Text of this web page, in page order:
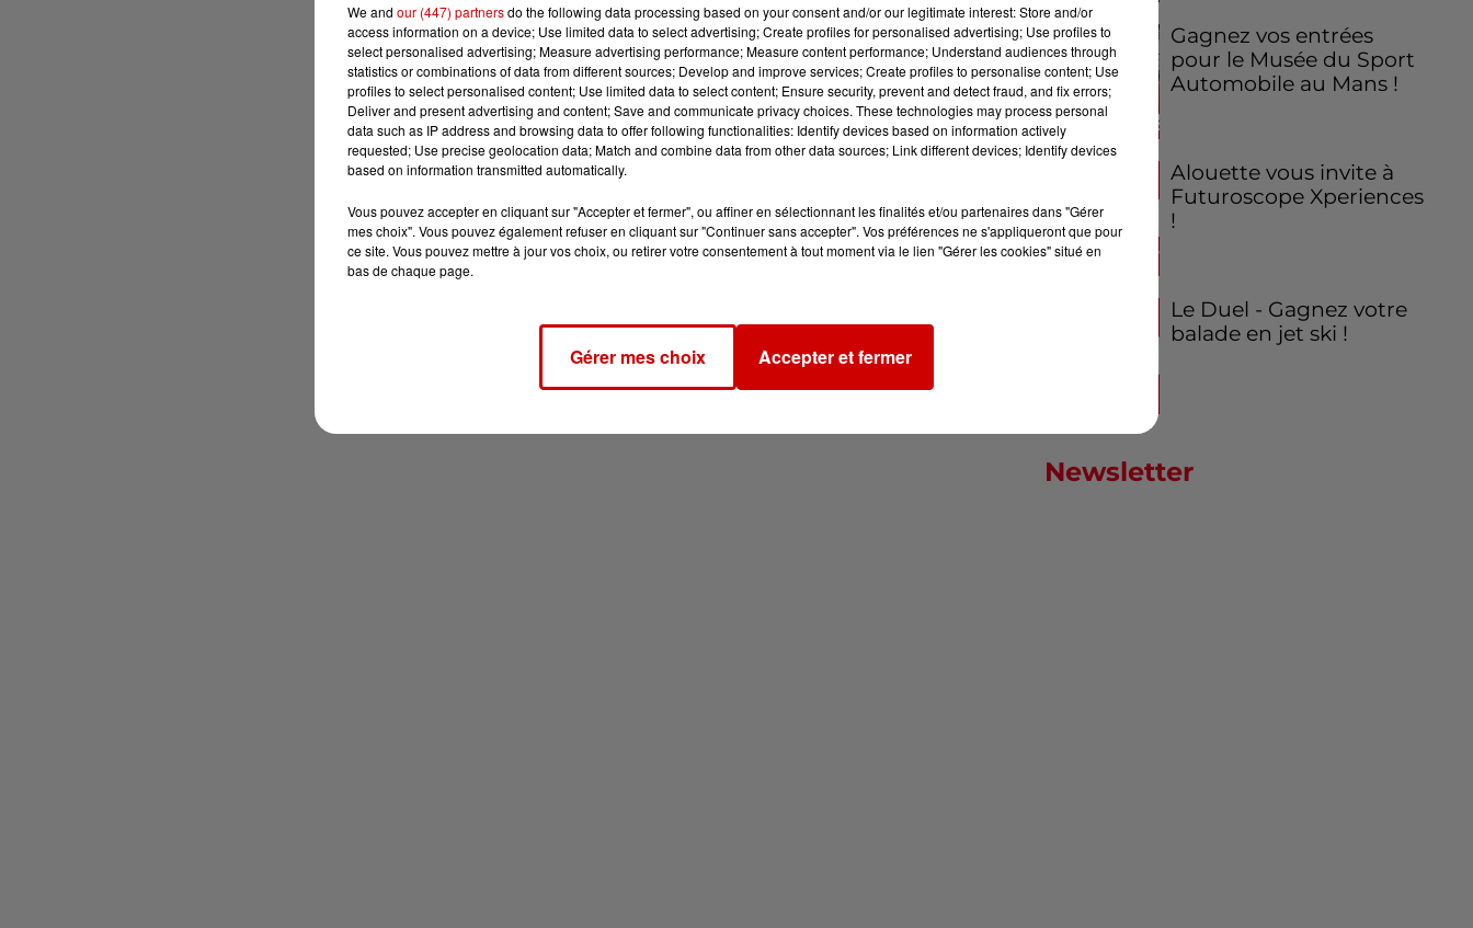
Gagnez vos entrées
pour le Musée du Sport
Automobile au Mans !
Alouette vous invite à
Futuroscope Xperiences
!
Le Duel - Gagnez votre
balade en jet ski !
Newsletter
We and our (447) partnersdo the following data processing based on your consent and/or our legitimate interest: Store and/or
access information on a device; Use limited data to select advertising; Create profiles for personalised advertising; Use profiles to
select personalised advertising; Measure advertising performance; Measure content performance; Understand audiences through
statistics or combinations of data from different sources; Develop and improve services; Create profiles to personalise content; Use
profiles to select personalised content; Use limited data to select content; Ensure security, prevent and detect fraud, and fix errors;
Deliver and present advertising and content; Save and communicate privacy choices. These technologies may process personal
data such as IP address and browsing data to offer following functionalities: Identify devices based on information actively
requested; Use precise geolocation data; Match and combine data from other data sources; Link different devices; Identify devices
based on information transmitted automatically.
Vous pouvez accepter en cliquant sur "Accepter et fermer", ou affiner en sélectionnant les finalités et/ou partenaires dans "Gérer
mes choix". Vous pouvez également refuser en cliquant sur "Continuer sans accepter". Vos préférences ne s'appliqueront que pour
ce site. Vous pouvez mettre à jour vos choix, ou retirer votre consentement à tout moment via le lien "Gérer les cookies" situé en
bas de chaque page.
Gérer mes choix Accepter et fermer